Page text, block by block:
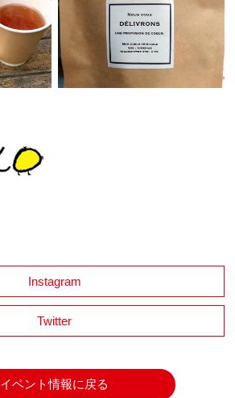
Instagram
Twitter
イベント情報に戻る